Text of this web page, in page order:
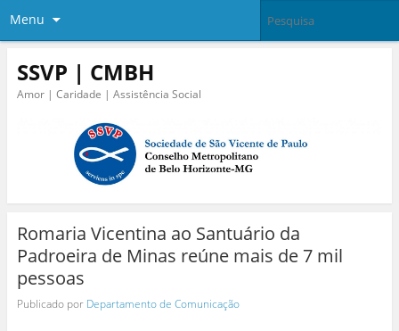
Menu
SSVP | CMBH
Amor | Caridade | Assistência Social
Romaria Vicentina ao Santuário da
Padroeira de Minas reúne mais de 7 mil
pessoas
Publicado por Departamento de Comunicação